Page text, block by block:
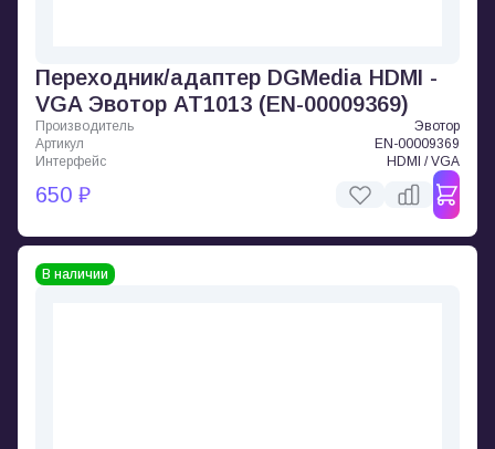
Переходник/адаптер DGMedia HDMI -
VGA Эвотор AT1013 (EN-00009369)
Производитель
Эвотор
Артикул
EN-00009369
Интерфейс
HDMI / VGA
650 ₽
В наличии